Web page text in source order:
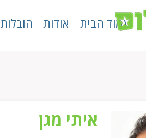
עמוד הבית אודות הובלות
איתי מגן